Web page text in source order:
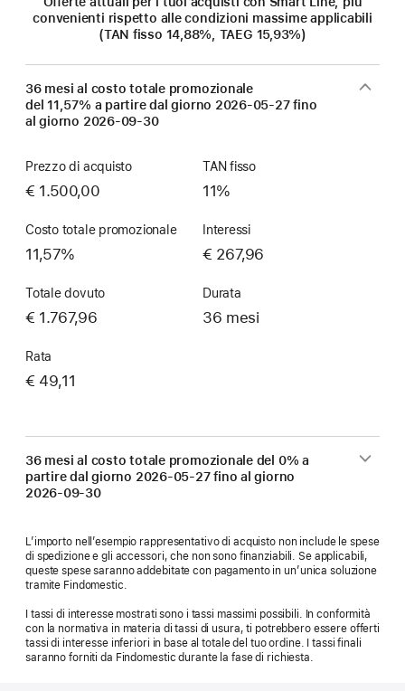
convenienti rispetto alle condizioni massime applicabili
(TAN fisso 14,88%, TAEG 15,93%)
36 mesi al costo totale promozionale
del 11,57% a partire dal giorno 2026-05-27fino
al giorno 2026-09-30
Prezzo di acquisto
€ 1.500,00
TAN fisso
11%
Costo totale promozionale
11,57%
Interessi
€ 267,96
Totale dovuto
€ 1.767,96
Durata
36 mesi
Rata
€ 49,11
36 mesi al costo totale promozionale del 0% a
partire dal giorno 2026-05-27fino al giorno
2026-09-30
L’importo nell’esempio rappresentativo di acquisto non include le spese
di spedizione e gli accessori, che non sono finanziabili. Se applicabili,
queste spese saranno addebitate con pagamento in un’unica soluzione
tramite Findomestic.
I tassi di interesse mostrati sono i tassi massimi possibili. In conformità
con la normativa in materia di tassi di usura, ti potrebbero essere offerti
tassi di interesse inferiori in base al totale del tuo ordine. I tassi finali
saranno forniti da Findomestic durante la fase di richiesta.